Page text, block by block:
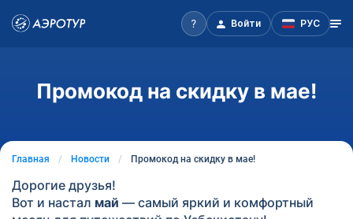
Войти РУС
Промокод на скидку в мае!
Главная Новости Промокод на скидку в мае!
Дорогие друзья!
Вот и настал май — самый яркий и комфортный